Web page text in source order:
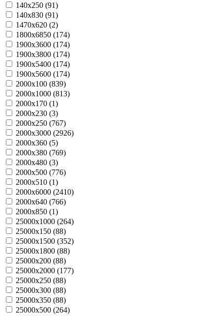
140х250 (91)
140х830 (91)
1470х620 (2)
1800х6850 (174)
1900х3600 (174)
1900х3800 (174)
1900х5400 (174)
1900х5600 (174)
2000х100 (839)
2000х1000 (813)
2000х170 (1)
2000х230 (3)
2000х250 (767)
2000х3000 (2926)
2000х360 (5)
2000х380 (769)
2000х480 (3)
2000х500 (776)
2000х510 (1)
2000х6000 (2410)
2000х640 (766)
2000х850 (1)
25000х1000 (264)
25000х150 (88)
25000х1500 (352)
25000х1800 (88)
25000х200 (88)
25000х2000 (177)
25000х250 (88)
25000х300 (88)
25000х350 (88)
25000х500 (264)